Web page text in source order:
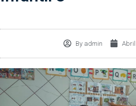
Byadmin Abril